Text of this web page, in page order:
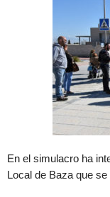
En el simulacro ha
Local de Baza que